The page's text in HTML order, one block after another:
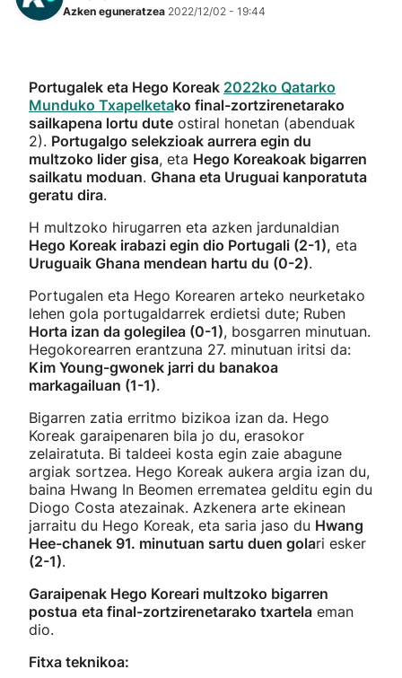
Azken eguneratzea 2022/12/02 - 19:44
Portugalek eta Hego Koreak 2022ko Qatarko
Munduko Txapelketako final-zortzirenetarako
sailkapena lortu dute ostiral honetan (abenduak
2). Portugalgo selekzioak aurrera egin du
multzoko lider gisa, eta Hego Koreakoak bigarren
sailkatu moduan. Ghana eta Uruguai kanporatuta
geratu dira.
H multzoko hirugarren eta azken jardunaldian
Hego Koreak irabazi egin dio Portugali (2-1), eta
Uruguaik Ghana mendean hartu du (0-2).
Portugalen eta Hego Korearen arteko neurketako
lehen gola portugaldarrek erdietsi dute; Ruben
Horta izan da golegilea (0-1), bosgarren minutuan.
Hegokorearren erantzuna 27. minutuan iritsi da:
Kim Young-gwonek jarri du banakoa
markagailuan (1-1).
Bigarren zatia erritmo bizikoa izan da. Hego
Koreak garaipenaren bila jo du, erasokor
zelairatuta. Bi taldeei kosta egin zaie abagune
argiak sortzea. Hego Koreak aukera argia izan du,
baina Hwang In Beomen errematea gelditu egin du
Diogo Costa atezainak. Azkenera arte ekinean
jarraitu du Hego Koreak, eta saria jaso du Hwang
Hee-chanek 91. minutuan sartu duen golari esker
(2-1).
Garaipenak Hego Koreari multzoko bigarren
postua eta final-zortzirenetarako txartela eman
dio.
Fitxa teknikoa: